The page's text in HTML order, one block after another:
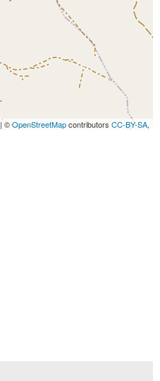
| ©OpenStreetMapcontributors CC-BY-SA,